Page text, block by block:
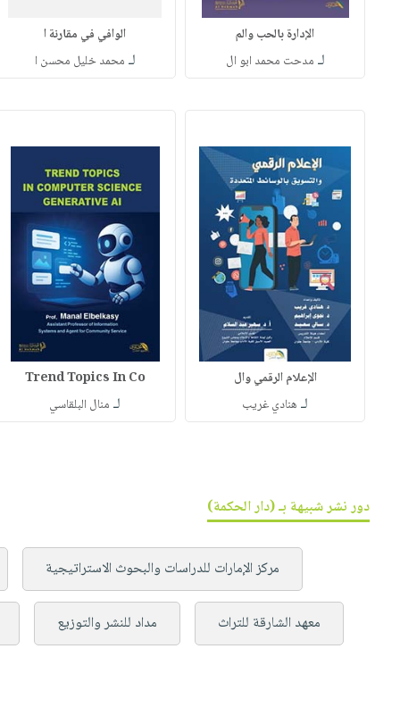
الإدارة بالحب والم
لـ مدحت محمد ابو ال
الوافي في مقارنة ا
لـ محمد خليل محسن ا
الإعلام الرقمي وال
لـ هنادي غريب
Trend Topics In Co
لـ منال البلقاسي
دور نشر شبيهة بـ (دار الحكمة)
مركز الإمارات للدراسات والبحوث الاستراتيجية
معهد الشارقة للتراث مداد للنشر والتوزيع